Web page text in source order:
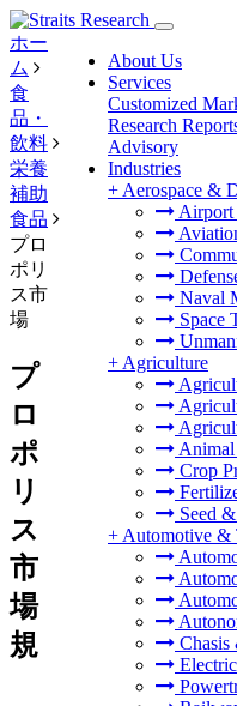
About Us
Services
Customized
Research
Advisory
Industries
+ Aerospace &
Airport
Naval
Space
+ Agriculture
Crop
Seed
+ Automotive &
ホー
ム
食
品・
飲料
栄養
補助
食品
プロ
ポリ
ス市
場
プ
ロ
ポ
リ
ス
市
場
規